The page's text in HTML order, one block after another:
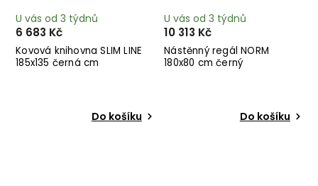
Kovová knihovna SLIM LINE
185x135 černá cm
U vás od 3 týdnů
6 683 Kč
Do košíku
Nástěnný regál NORM
180x80 cm černý
U vás od 3 týdnů
10 313 Kč
Do košíku